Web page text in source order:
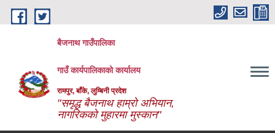
Skip to main content
बैजनाथ गाउँपालिका
गाउँ कार्यपालिकाको कार्यालय
रामपुर, बाँके, लुम्बिनी प्रदेश
"समृद्ध बैजनाथ हाम्रो अभियान,
नागरिकको मुहारमा मुस्कान"